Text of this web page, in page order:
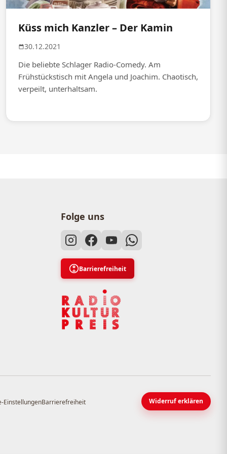
Küss mich Kanzler – Der Kamin
30.12.2021
Die beliebte Schlager Radio-Comedy. Am
Frühstückstisch mit Angela und Joachim. Chaotisch,
verpeilt, unterhaltsam.
Folge uns
Barrierefreiheit
EinstellungenBarrierefreiheit Widerruf erklären